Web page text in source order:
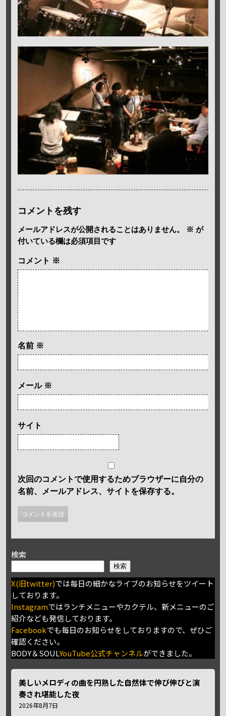
コメントを残す
メールアドレスが公開されることはありません。 ※ が
付いている欄は必須項目です
コメント ※
名前 ※
メール ※
サイト
次回のコメントで使用するためブラウザーに自分の
名前、メールアドレス、サイトを保存する。
検索
検索
X(旧twitter)では毎日の細かなライブのお知らせをツイート
しております。
Instagramではランチメニューやカクテル、新メニューのご
紹介なども発信しております。
Facebookでも毎日のお知らせをしておりますので、ぜひご
確認ください。
BODY＆SOULYouTube公式チャンネルができました。
美しいメロディの曲を円熟した自然体で伸び伸びと演
奏され堪能した夜
2026年8月7日